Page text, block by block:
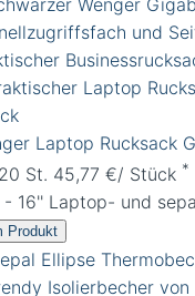
Laptop Rucksack
St. 45,77 €/ Stück *
16'' Laptop- und
Produkt